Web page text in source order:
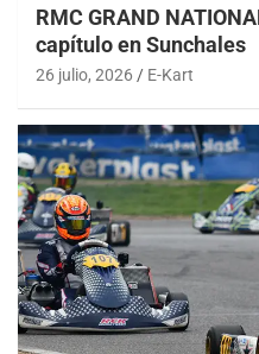
RMC GRAND
capítulo en Sunchales
26 julio, 2026 E-Kart